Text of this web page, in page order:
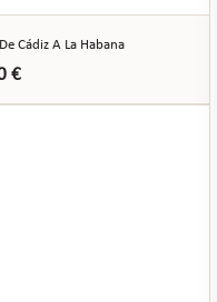
Cádiz A La Habana
€